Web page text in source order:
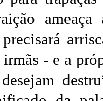
irmãs - e a